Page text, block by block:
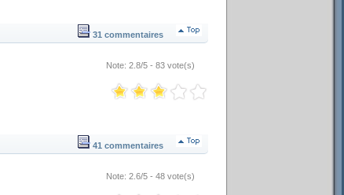
31 commentaires
Note: 2.8/5 - 83 vote(s)
41 commentaires
Note: 2.6/5 - 48 vote(s)